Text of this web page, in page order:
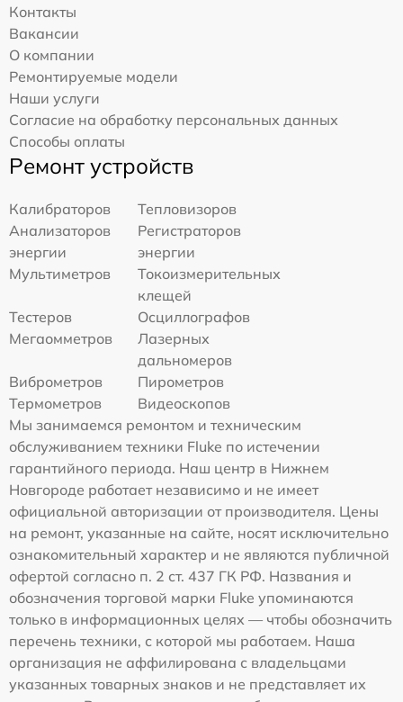
Контакты
Вакансии
О компании
Ремонтируемые модели
Наши услуги
Согласие на обработку персональных данных
Способы оплаты
Ремонт устройств
Калибраторов
Тепловизоров
Анализаторов
энергии
Регистраторов
энергии
Мультиметров
Токоизмерительных
клещей
Тестеров
Осциллографов
Мегаомметров
Лазерных
дальномеров
Виброметров
Пирометров
Термометров
Видеоскопов
Мы занимаемся ремонтом и техническим
обслуживанием техники Fluke по истечении
гарантийного периода. Наш центр в Нижнем
Новгороде работает независимо и не имеет
официальной авторизации от производителя. Цены
на ремонт, указанные на сайте, носят исключительно
ознакомительный характер и не являются публичной
офертой согласно п. 2 ст. 437 ГК РФ. Названия и
обозначения торговой марки Fluke упоминаются
только в информационных целях — чтобы обозначить
перечень техники, с которой мы работаем. Наша
организация не аффилирована с владельцами
указанных товарных знаков и не представляет их